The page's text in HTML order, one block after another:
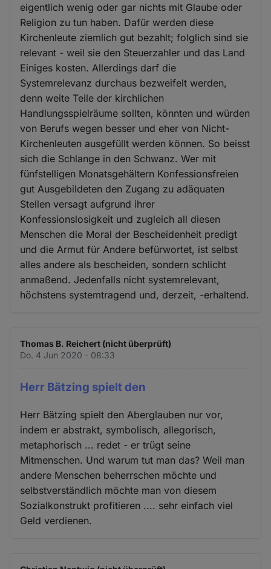
eigentlich wenig oder gar nichts mit Glaube oder
Religion zu tun haben. Dafür werden diese
Kirchenleute ziemlich gut bezahlt; folglich sind sie
relevant - weil sie den Steuerzahler und das Land
Einiges kosten. Allerdings darf die
Systemrelevanz durchaus bezweifelt werden,
denn weite Teile der kirchlichen
Handlungsspielräume sollten, könnten und würden
von Berufs wegen besser und eher von Nicht-
Kirchenleuten ausgefüllt werden können. So beisst
sich die Schlange in den Schwanz. Wer mit
fünfstelligen Monatsgehältern Konfessionsfreien
gut Ausgebildeten den Zugang zu adäquaten
Stellen versagt aufgrund ihrer
Konfessionslosigkeit und zugleich all diesen
Menschen die Moral der Bescheidenheit predigt
und die Armut für Andere befürwortet, ist selbst
alles andere als bescheiden, sondern schlicht
anmaßend. Jedenfalls nicht systemrelevant,
höchstens systemtragend und, derzeit, -erhaltend.
Thomas B. Reichert (nicht überprüft)
Do. 4 Jun 2020 - 08:33
Herr Bätzing spielt den
Herr Bätzing spielt den Aberglauben nur vor,
indem er abstrakt, symbolisch, allegorisch,
metaphorisch ... redet - er trügt seine
Mitmenschen. Und warum tut man das? Weil man
andere Menschen beherrschen möchte und
selbstverständlich möchte man von diesem
Sozialkonstrukt profitieren .... sehr einfach viel
Geld verdienen.